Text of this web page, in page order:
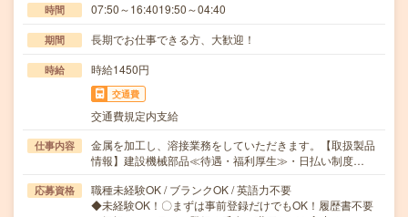
時間 07:50～16:4019:50～04:40
期間 長期でお仕事できる方、大歓迎！
時給 時給1450円
交通費
交通費規定内支給
仕事内容
金属を加工し、溶接業務をしていただきます。【取扱製品
情報】建設機械部品≪待遇・福利厚生≫・日払い制度…
応募資格
職種未経験OK / ブランクOK / 英語力不要
◆未経験OK！〇まずは事前登録だけでもOK！履歴書不要